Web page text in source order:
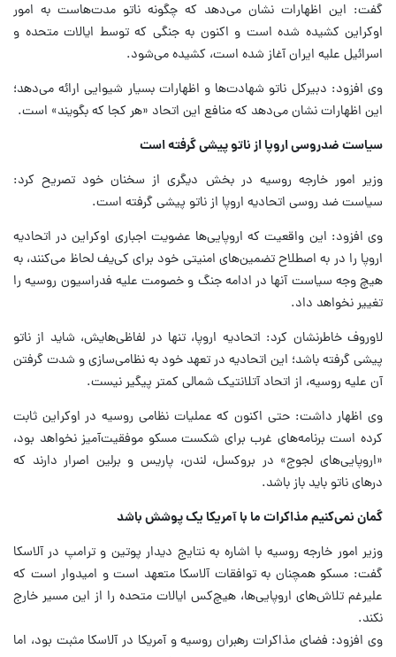
گفت: این اظهارات نشان می‌دهد که چگونه ناتو مدت‌هاست به امور
اوکراین کشیده شده است و اکنون به جنگی که توسط ایالات متحده و
اسرائیل علیه ایران آغاز شده است، کشیده می‌شود.
وی افزود: دبیرکل ناتو شهادت‌ها و اظهارات بسیار شیوایی ارائه می‌دهد؛
این اظهارات نشان می‌دهد که منافع این اتحاد «هر کجا که بگویند» است.
سیاست ضدروسی اروپا از ناتو پیشی گرفته است
وزیر امور خارجه روسیه در بخش دیگری از سخنان خود تصریح کرد:
سیاست ضد روسی اتحادیه اروپا از ناتو پیشی گرفته است.
وی افزود: این واقعیت که اروپایی‌ها عضویت اجباری اوکراین در اتحادیه
اروپا را در به اصطلاح تضمین‌های امنیتی خود برای کی‌یف لحاظ می‌کنند، به
هیچ وجه سیاست آنها در ادامه جنگ و خصومت علیه فدراسیون روسیه را
تغییر نخواهد داد.
لاوروف خاطرنشان کرد: اتحادیه اروپا، تنها در لفاظی‌هایش، شاید از ناتو
پیشی گرفته باشد؛ این اتحادیه در تعهد خود به نظامی‌سازی و شدت گرفتن
آن علیه روسیه، از اتحاد آتلانتیک شمالی کمتر پیگیر نیست.
وی اظهار داشت: حتی اکنون که عملیات نظامی روسیه در اوکراین ثابت
کرده است برنامه‌های غرب برای شکست مسکو موفقیت‌آمیز نخواهد بود،
«اروپایی‌های لجوج» در بروکسل، لندن، پاریس و برلین اصرار دارند که
درهای ناتو باید باز باشد.
گمان نمی‌کنیم مذاکرات ما با آمریکا یک پوشش باشد
وزیر امور خارجه روسیه با اشاره به نتایج دیدار پوتین و ترامپ در آلاسکا
گفت: مسکو همچنان به توافقات آلاسکا متعهد است و امیدوار است که
علیرغم تلاش‌های اروپایی‌ها، هیچ‌کس ایالات متحده را از این مسیر خارج
نکند.
وی افزود: فضای مذاکرات رهبران روسیه و آمریکا در آلاسکا مثبت بود، اما